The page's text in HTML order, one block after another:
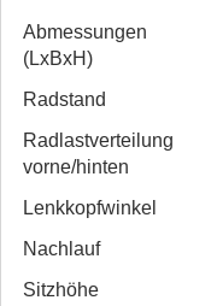
Abmessungen
(LxBxH)
Radstand
Radlast­verteilung
vorne/hinten
Lenkkopfwinkel
Nachlauf
Sitzhöhe